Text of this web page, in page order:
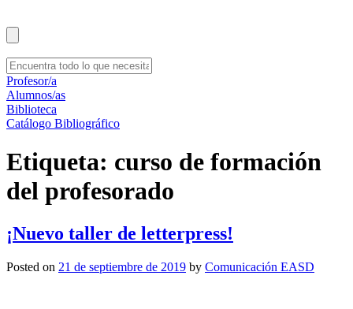
Profesor/a
Alumnos/as
Biblioteca
Catálogo Bibliográfico
Etiqueta: curso de formación
del profesorado
¡Nuevo taller de letterpress!
Posted on 21 de septiembre de 2019 by Comunicación EASD